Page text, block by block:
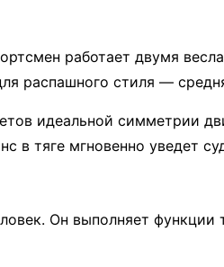
работает двумя
распашного стиля —
идеальной симметрии
в тяге мгновенно уведет
Он выполняет